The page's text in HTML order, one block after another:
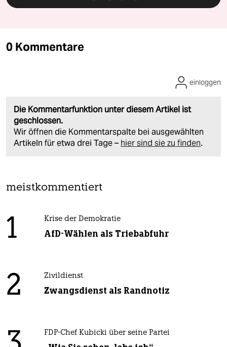
0 Kommentare
Die Kommentarfunktion unter diesem Artikel ist
geschlossen.
Wir öffnen die Kommentarspalte bei ausgewählten
Artikeln für etwa drei Tage – hier sind sie zu finden.
einloggen
meistkommentiert
1 Krise der Demokratie
AfD-Wählen als Triebabfuhr
2 Zivildienst
Zwangsdienst als Randnotiz
FDP-Chef Kubicki über seine Partei